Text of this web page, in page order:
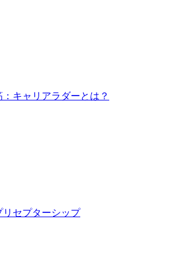
キャリアラダーとは？
セプターシップ